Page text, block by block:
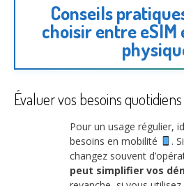
Conseils
choisir entre eSIM
Évaluer vos besoins quotidiens
Pour un usage régulier,
besoins en mobilité
.
changez souvent
peut simplifier vos